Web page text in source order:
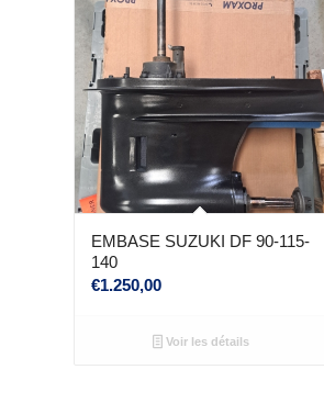
EMBASE SUZUKI DF 90-115-
140
€1.250,00
Voir les détails